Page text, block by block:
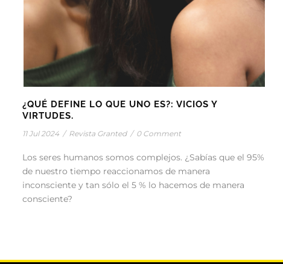
¿QUÉ DEFINE LO QUE UNO ES?: VICIOS Y
VIRTUDES.
11 Jul 2024 / Revista Granted / 0 Comment
Los seres humanos somos complejos. ¿Sabías que el 95%
de nuestro tiempo reaccionamos de manera
inconsciente y tan sólo el 5 % lo hacemos de manera
consciente?